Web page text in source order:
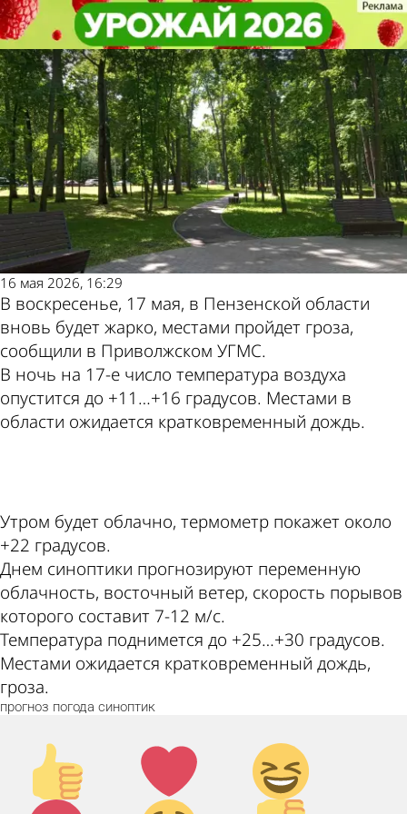
17 мая в Пензенской области
вновь прогнозируется жара
Общество
16 мая 2026, 16:29
В воскресенье, 17 мая, в Пензенской области
вновь будет жарко, местами пройдет гроза,
сообщили в Приволжском УГМС.
В ночь на 17-е число температура воздуха
опустится до +11…+16 градусов. Местами в
области ожидается кратковременный дождь.
Утром будет облачно, термометр покажет около
+22 градусов.
Днем синоптики прогнозируют переменную
облачность, восточный ветер, скорость порывов
которого составит 7-12 м/с.
Температура поднимется до +25…+30 градусов.
Местами ожидается кратковременный дождь,
гроза.
прогноз погода синоптик
Палец
вверх!
Лайк!
Дикий
смех!
17 мая в Пензенской области
вновь прогнозируется жара
Общество
Другие новости по
теме
Погода и курсы валют
в Пензе